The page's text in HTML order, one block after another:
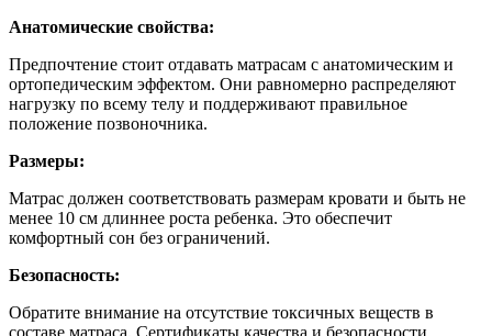
Анатомические свойства:
Предпочтение стоит отдавать матрасам с анатомическим и
ортопедическим эффектом. Они равномерно распределяют
нагрузку по всему телу и поддерживают правильное
положение позвоночника.
Размеры:
Матрас должен соответствовать размерам кровати и быть не
менее 10 см длиннее роста ребенка. Это обеспечит
комфортный сон без ограничений.
Безопасность:
Обратите внимание на отсутствие токсичных веществ в
составе матраса. Сертификаты качества и безопасности